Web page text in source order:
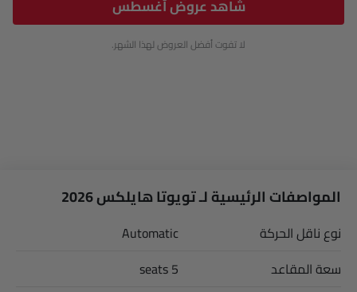
شاهد عروض أغسطس
لا تفوت أفضل العروض لهذا الشهر.
المواصفات الرئيسية لـ تويوتا هايلكس 2026
نوع ناقل الحركة
Automatic
سعة المقاعد
5 seats